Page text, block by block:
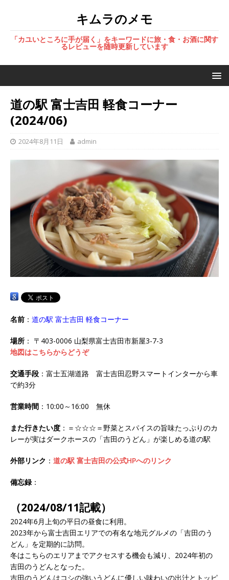
キムラのメモ
「カユいところに手が届く」をキーワードに旅・食・お酒に関す
るレビューを随時更新しています
道の駅 富士吉田 軽食コーナー
(2024/06)
2024年8月11日 admin
名前 ： 道の駅 富士吉田 軽食コーナー
場所 ： 〒403-0006 山梨県富士吉田市新屋3-7-3
地図はこちらからどうぞ
交通手段 ：富士五湖道路 富士吉田忍野スマートインターから車
で約3分
営業時間 ：10:00～16:00 無休
また行きたい度 ：＝☆☆☆＝野菜とスパイスの旨味たっぷりのカ
レーが実はダークホースの「吉田のうどん」が楽しめる道の駅
外部リンク ： 道の駅 富士吉田の公式HPへのリンク
備忘録 ：
（2024/08/11記載）
2024年6月上旬の平日の昼食に利用。
2023年から富士吉田エリアでの有名な地元グルメの「吉田のう
どん」を定期的に訪問。
冬はこちらのエリアまでアクセスする機会も減り、2024年初の
吉田のうどんとなった。
吉田のうどんはコシの強いうどんに優しい味わいの出汁とトッピ